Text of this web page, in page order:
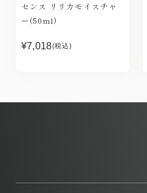
センス リリカモイスチャ
ー(50ml)
¥7,018(税込)